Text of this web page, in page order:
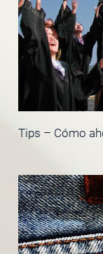
Tips – Cómo